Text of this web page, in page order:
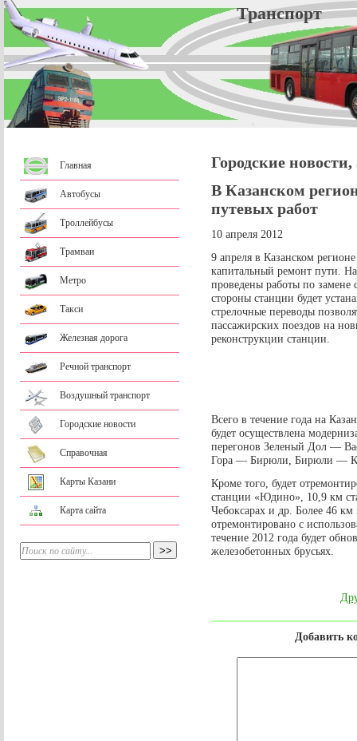
Главная
Автобусы
Троллейбусы
Трамваи
Метро
Такси
Железная дорога
Речной транспорт
Воздушный транспорт
Городские новости
Справочная
Карты Казани
Карта сайта
Городские
В Казанском
путевых работ
10 апреля 2012
9 апреля в Казанском
капитальный ремонт пути.
проведены работы по замене
стороны станции будет
стрелочные переводы
пассажирских поездов на
реконструкции станции.
Всего в течение года на
будет осуществлена
перегонов Зеленый Дол —
Гора — Бирюли, Бирюли —
Кроме того, будет
станции «Юдино», 10,9 км
Чебоксарах и др. Более 46 км
отремонтировано с
течение 2012 года будет
железобетонных брусьях.
Добавить